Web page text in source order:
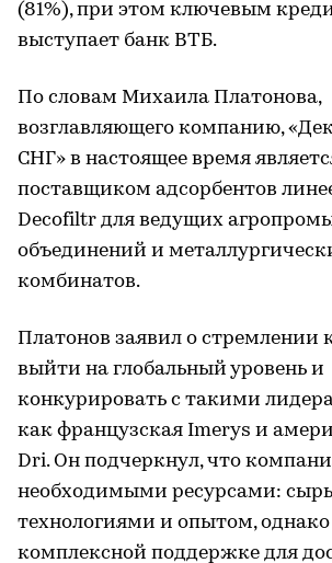
(81%), при этом ключевым
выступает банк ВТБ.
По словам Михаила Платонова,
возглавляющего компанию,
СНГ» в настоящее время
поставщиком адсорбентов
Decofiltr для ведущих
объединений и
комбинатов.
Платонов заявил о стремлении
выйти на глобальный уровень и
конкурировать с такими
как французская Imerys и
Dri. Он подчеркнул, что
необходимыми ресурсами:
технологиями и опытом,
комплексной поддержке для